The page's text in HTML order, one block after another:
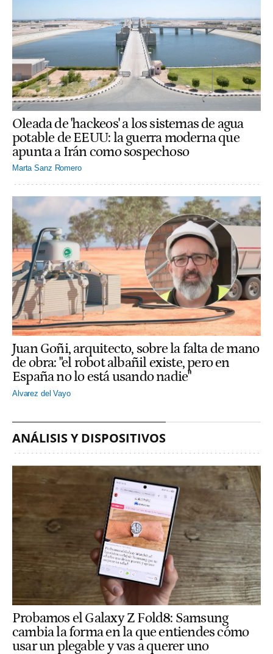
Oleada de 'hackeos' a los sistemas de agua
potable de EEUU: la guerra moderna que
apunta a Irán como sospechoso
Marta Sanz Romero
Juan Goñi, arquitecto, sobre la falta de mano
de obra: "el robot albañil existe, pero en
España no lo está usando nadie"
Alvarez del Vayo
ANÁLISIS Y DISPOSITIVOS
Probamos el Galaxy Z Fold8: Samsung
cambia la forma en la que entiendes cómo
usar un plegable y vas a querer uno